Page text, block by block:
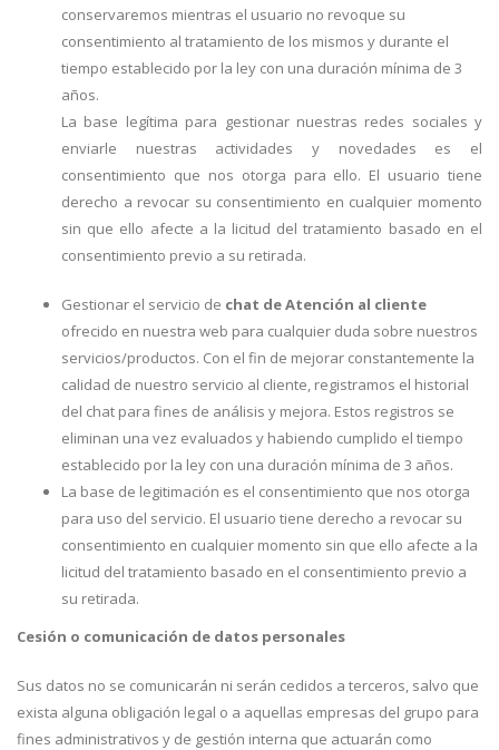
conservaremos mientras el usuario no revoque su
consentimiento al tratamiento de los mismos y durante el
tiempo establecido por la ley con una duración mínima de 3
años.
La base legítima para gestionar nuestras redes sociales y
enviarle nuestras actividades y novedades es el
consentimiento que nos otorga para ello. El usuario tiene
derecho a revocar su consentimiento en cualquier momento
sin que ello afecte a la licitud del tratamiento basado en el
consentimiento previo a su retirada.
Gestionar el servicio de chat de Atención al cliente
ofrecido en nuestra web para cualquier duda sobre nuestros
servicios/productos. Con el fin de mejorar constantemente la
calidad de nuestro servicio al cliente, registramos el historial
del chat para fines de análisis y mejora. Estos registros se
eliminan una vez evaluados y habiendo cumplido el tiempo
establecido por la ley con una duración mínima de 3 años.
La base de legitimación es el consentimiento que nos otorga
para uso del servicio. El usuario tiene derecho a revocar su
consentimiento en cualquier momento sin que ello afecte a la
licitud del tratamiento basado en el consentimiento previo a
su retirada.
Cesión o comunicación de datos personales
Sus datos no se comunicarán ni serán cedidos a terceros, salvo que
exista alguna obligación legal o a aquellas empresas del grupo para
fines administrativos y de gestión interna que actuarán como